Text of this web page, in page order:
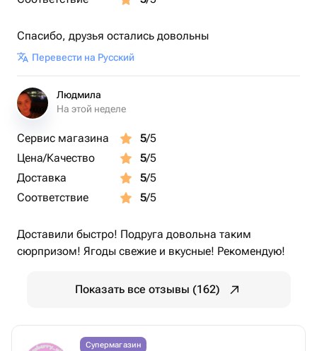
Спасибо, друзья остались довольны
Перевести на Русский
Людмила
На этой неделе
Сервис магазина 5/5
Цена/Качество
5/5
Доставка
5/5
Соответствие
5/5
Доставили быстро! Подруга довольна таким
сюрпризом! Ягоды свежие и вкусные! Рекомендую!
Показать все отзывы (162)
Супермагазин